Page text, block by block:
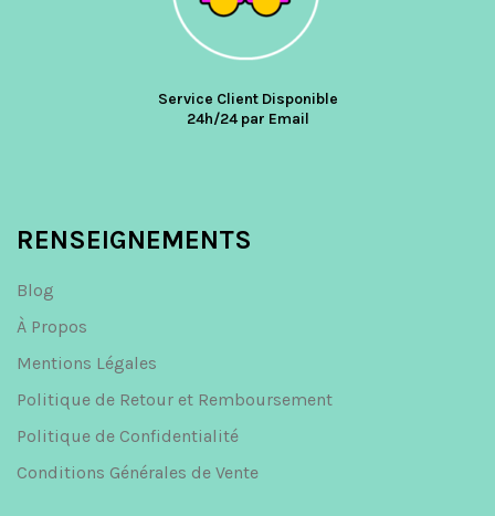
Service Client Disponible
24h/24 par Email
RENSEIGNEMENTS
Blog
À Propos
Mentions Légales
Politique de Retour et Remboursement
Politique de Confidentialité
Conditions Générales de Vente